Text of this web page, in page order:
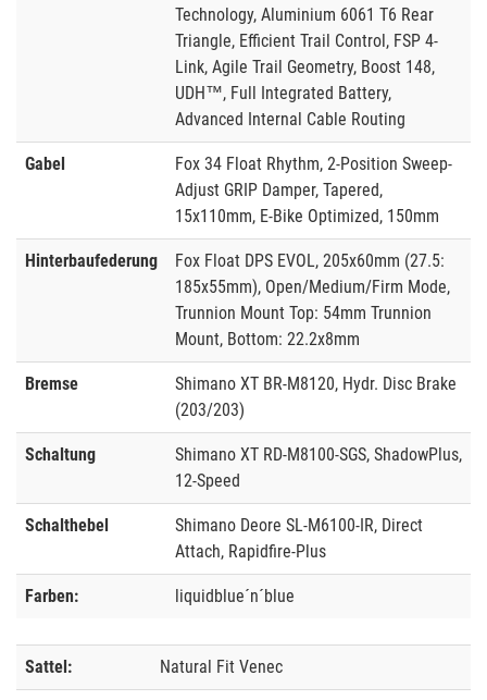
Technology, Aluminium 6061 T6 Rear
Triangle, Efficient Trail Control, FSP 4-
Link, Agile Trail Geometry, Boost 148,
UDH™, Full Integrated Battery,
Advanced Internal Cable Routing
Gabel
Fox 34 Float Rhythm, 2-Position Sweep-
Adjust GRIP Damper, Tapered,
15x110mm, E-Bike Optimized, 150mm
Hinterbaufederung
Fox Float DPS EVOL, 205x60mm (27.5:
185x55mm), Open/Medium/Firm Mode,
Trunnion Mount Top: 54mm Trunnion
Mount, Bottom: 22.2x8mm
Bremse
Shimano XT BR-M8120, Hydr. Disc Brake
(203/203)
Schaltung
Shimano XT RD-M8100-SGS, ShadowPlus,
12-Speed
Schalthebel
Shimano Deore SL-M6100-IR, Direct
Attach, Rapidfire-Plus
Farben: liquidblue´n´blue
Sattel: Natural Fit Venec